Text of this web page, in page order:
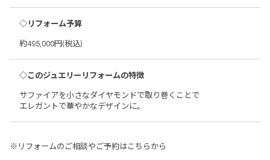
◇リフォーム予算
約495,000円(税込)
◇このジュエリーリフォームの特徴
サファイアを小さなダイヤモンドで取り巻くことで
エレガントで華やかなデザインに。
※リフォームのご相談やご予約はこちらから